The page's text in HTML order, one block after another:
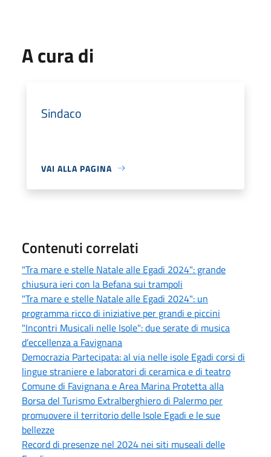
A cura di
Sindaco
VAI ALLA PAGINA
Contenuti correlati
"Tra mare e stelle Natale alle Egadi 2024": grande
chiusura ieri con la Befana sui trampoli
"Tra mare e stelle Natale alle Egadi 2024": un
programma ricco di iniziative per grandi e piccini
"Incontri Musicali nelle Isole": due serate di musica
d’eccellenza a Favignana
Democrazia Partecipata: al via nelle isole Egadi corsi di
lingue straniere e laboratori di ceramica e di teatro
Comune di Favignana e Area Marina Protetta alla
Borsa del Turismo Extralberghiero di Palermo per
promuovere il territorio delle Isole Egadi e le sue
bellezze
Record di presenze nel 2024 nei siti museali delle